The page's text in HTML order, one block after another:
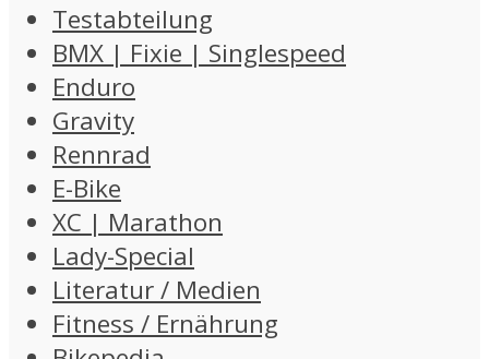
Testabteilung
BMX | Fixie | Singlespeed
Enduro
Gravity
Rennrad
E-Bike
XC | Marathon
Lady-Special
Literatur / Medien
Fitness / Ernährung